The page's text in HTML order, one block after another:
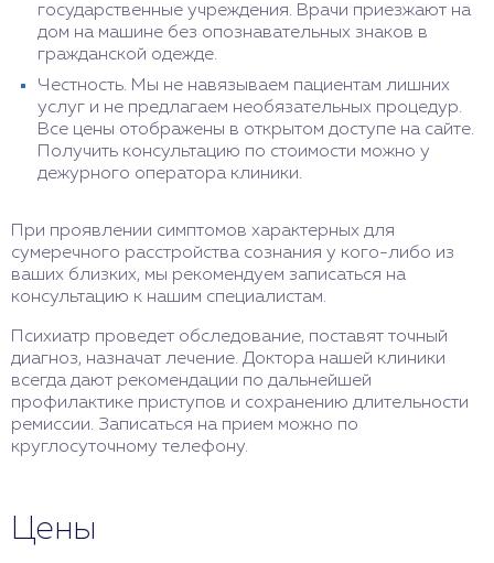
государственные учреждения. Врачи приезжают на
дом на машине без опознавательных знаков в
гражданской одежде.
Честность. Мы не навязываем пациентам лишних
услуг и не предлагаем необязательных процедур.
Все цены отображены в открытом доступе на сайте.
Получить консультацию по стоимости можно у
дежурного оператора клиники.
При проявлении симптомов характерных для
сумеречного расстройства сознания у кого-либо из
ваших близких, мы рекомендуем записаться на
консультацию к нашим специалистам.
Психиатр проведет обследование, поставят точный
диагноз, назначат лечение. Доктора нашей клиники
всегда дают рекомендации по дальнейшей
профилактике приступов и сохранению длительности
ремиссии. Записаться на прием можно по
круглосуточному телефону.
Цены